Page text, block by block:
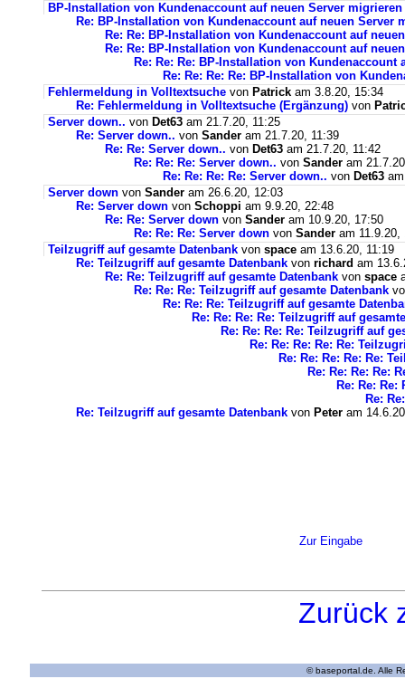
BP-Installation von Kundenaccount auf neuen Server migrieren
Re: BP-Installation von Kundenaccount auf neuen Server
Re: Re: BP-Installation von Kundenaccount auf
Re: Re: BP-Installation von Kundenaccount auf
Re: Re: Re: BP-Installation von Kundenaccount
Re: Re: Re: Re: BP-Installation von
Fehlermeldung in Volltextsuche von Patrick am 3.8.20, 15:34
Re: Fehlermeldung in Volltextsuche (Ergänzung) von
Server down.. von Det63 am 21.7.20, 11:25
Re: Server down.. von Sander am 21.7.20, 11:39
Re: Re: Server down.. von Det63 am 21.7.20, 11:42
Re: Re: Re: Server down.. von Sander am
Re: Re: Re: Re: Server down.. von Det63
Server down von Sander am 26.6.20, 12:03
Re: Server down von Schoppi am 9.9.20, 22:48
Re: Re: Server down von Sander am 10.9.20, 17:50
Re: Re: Re: Server down von Sander am 11.9.20,
Teilzugriff auf gesamte Datenbank von space am 13.6.20, 11:19
Re: Teilzugriff auf gesamte Datenbank von richard am
Re: Re: Teilzugriff auf gesamte Datenbank von space
Re: Re: Re: Teilzugriff auf gesamte Datenbank
Re: Re: Re: Teilzugriff auf gesamte
Re: Re: Re: Re: Teilzugriff auf
Re: Re: Re: Re: Teilzugriff auf
Re: Re: Re: Re: Re:
Re: Re: Re: Re: Re:
Re: Re: Re: Re:
Re: Re: Re:
Re:
Re: Teilzugriff auf gesamte Datenbank von Peter am
Zur Eingabe
Zurück
© baseportal.de. Alle